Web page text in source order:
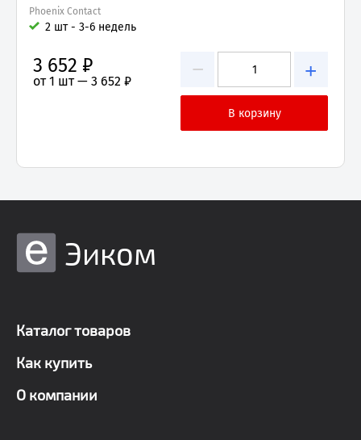
Phoenix Contact
2 шт - 3-6 недель
− +
3 652 ₽
от 1 шт — 3 652 ₽
Эиком
Каталог товаров
Как купить
О компании